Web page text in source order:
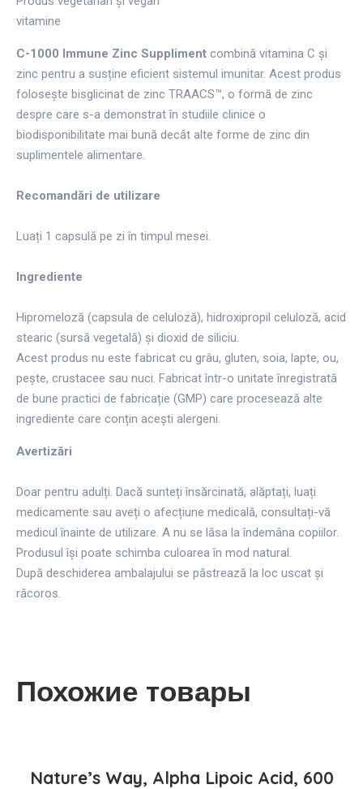
vitamine
C-1000 Immune Zinc Suppliment combină vitamina C și
zinc pentru a susține eficient sistemul imunitar. Acest produs
folosește bisglicinat de zinc TRAACS™, o formă de zinc
despre care s-a demonstrat în studiile clinice o
biodisponibilitate mai bună decât alte forme de zinc din
suplimentele alimentare.
Recomandări de utilizare
Luați 1 capsulă pe zi în timpul mesei.
Ingrediente
Hipromeloză (capsula de celuloză), hidroxipropil celuloză, acid
stearic (sursă vegetală) și dioxid de siliciu.
Acest produs nu este fabricat cu grâu, gluten, soia, lapte, ou,
pește, crustacee sau nuci. Fabricat într-o unitate înregistrată
de bune practici de fabricație (GMP) care procesează alte
ingrediente care conțin acești alergeni.
Avertizări
Doar pentru adulți. Dacă sunteți însărcinată, alăptați, luați
medicamente sau aveți o afecțiune medicală, consultați-vă
medicul înainte de utilizare. A nu se lăsa la îndemâna copiilor.
Produsul își poate schimba culoarea în mod natural.
După deschiderea ambalajului se păstrează la loc uscat și
răcoros.
Похожие товары
Nature’s Way, Alpha Lipoic Acid, 600